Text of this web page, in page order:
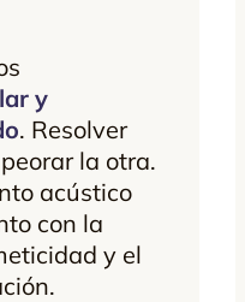
y
. Resolver
la otra.
acústico
con la
y el